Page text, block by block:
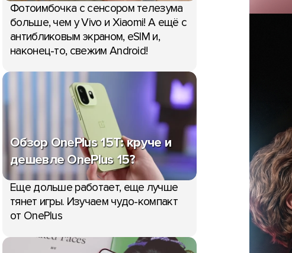
Фотоимбочка с сенсором телезума
больше, чем у Vivo и Xiaomi! А ещё с
антибликовым экраном, eSIM и,
наконец-то, свежим Android!
Обзор OnePlus 15T: круче и
дешевле OnePlus 15?
Еще дольше работает, еще лучше
тянет игры. Изучаем чудо-компакт
от OnePlus